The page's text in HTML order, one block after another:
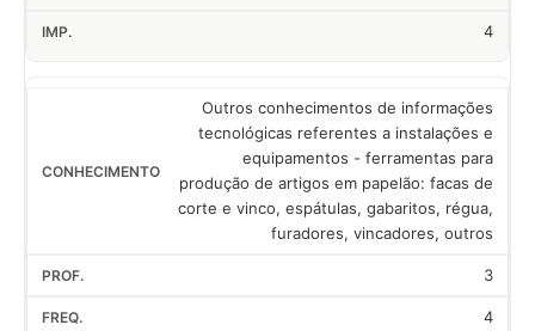
4
Outros conhecimentos de informações
tecnológicas referentes a instalações e
equipamentos - ferramentas para
produção de artigos em papelão: facas de
corte e vinco, espátulas, gabaritos, régua,
furadores, vincadores, outros
3
4